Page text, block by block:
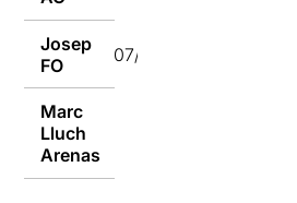
Josep
FO
07/09/2018
Marc
Lluch
Arenas